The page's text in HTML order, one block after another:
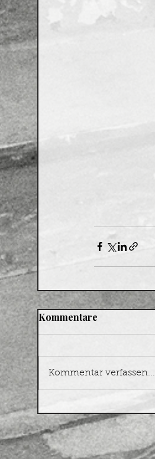
Kommentare
Kommentar verfassen...